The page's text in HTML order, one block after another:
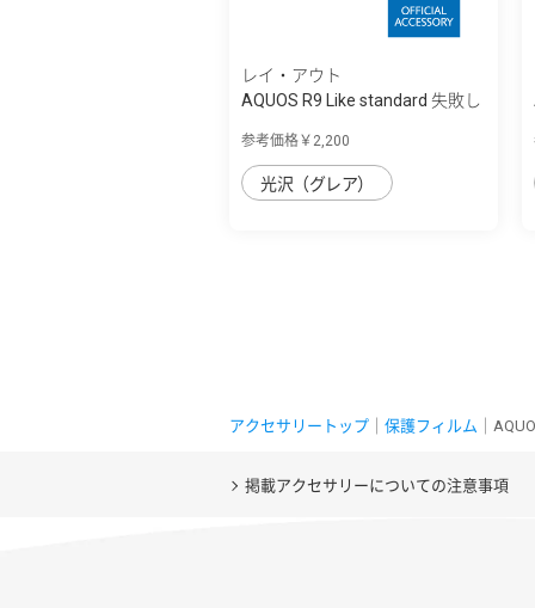
レイ・アウト
AQUOS R9 Like standard 失敗し
参考価格￥2,200
光沢（グレア）
アクセサリートップ 保護フィルム ｜
掲載アクセサリーについての注意事項